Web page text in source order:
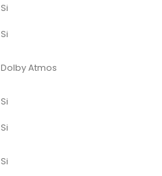
Si
Si
Dolby Atmos
Si
Si
Si